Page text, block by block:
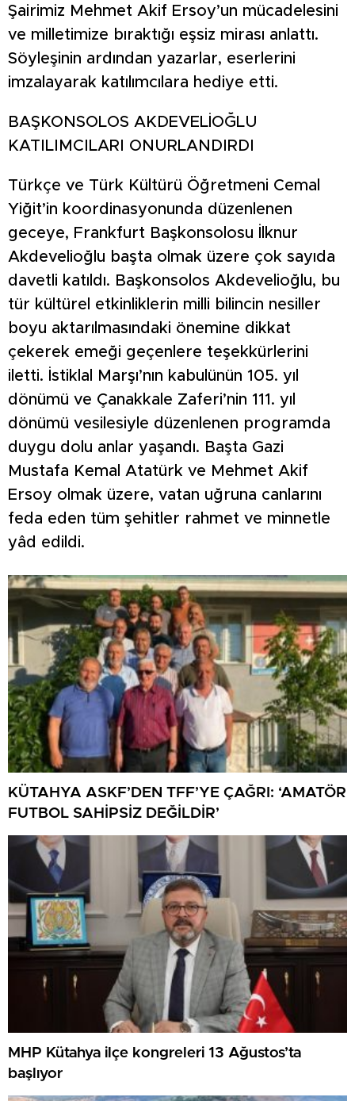
Şairimiz Mehmet Akif Ersoy’un mücadelesini
ve milletimize bıraktığı eşsiz mirası anlattı.
Söyleşinin ardından yazarlar, eserlerini
imzalayarak katılımcılara hediye etti.
BAŞKONSOLOS AKDEVELİOĞLU
KATILIMCILARI ONURLANDIRDI
Türkçe ve Türk Kültürü Öğretmeni Cemal
Yiğit’in koordinasyonunda düzenlenen
geceye, Frankfurt Başkonsolosu İlknur
Akdevelioğlu başta olmak üzere çok sayıda
davetli katıldı. Başkonsolos Akdevelioğlu, bu
tür kültürel etkinliklerin milli bilincin nesiller
boyu aktarılmasındaki önemine dikkat
çekerek emeği geçenlere teşekkürlerini
iletti. İstiklal Marşı’nın kabulünün 105. yıl
dönümü ve Çanakkale Zaferi’nin 111. yıl
dönümü vesilesiyle düzenlenen programda
duygu dolu anlar yaşandı. Başta Gazi
Mustafa Kemal Atatürk ve Mehmet Akif
Ersoy olmak üzere, vatan uğruna canlarını
feda eden tüm şehitler rahmet ve minnetle
yâd edildi.
KÜTAHYA ASKF’DEN TFF’YE ÇAĞRI: ‘AMATÖR
FUTBOL SAHİPSİZ DEĞİLDİR’
MHP Kütahya ilçe kongreleri 13 Ağustos’ta
başlıyor